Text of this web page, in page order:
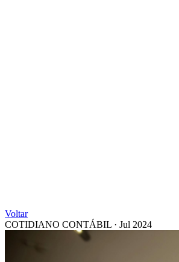
Voltar
COTIDIANO CONTÁBIL · Jul 2024